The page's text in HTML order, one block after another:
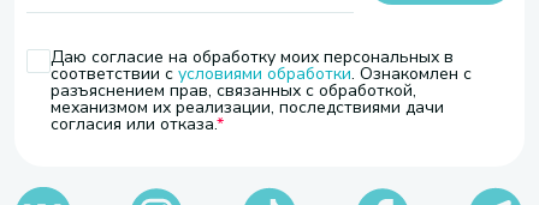
Даю согласие на обработку моих персональных в
соответствии с условиями обработки. Ознакомлен с
разъяснением прав, связанных с обработкой,
механизмом их реализации, последствиями дачи
согласия или отказа.